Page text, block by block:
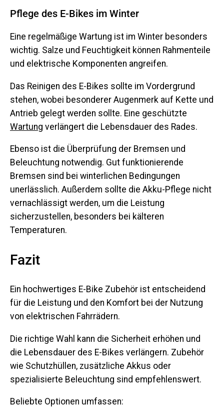
Pflege des E-Bikes im Winter
Eine regelmäßige Wartung ist im Winter besonders
wichtig. Salze und Feuchtigkeit können Rahmenteile
und elektrische Komponenten angreifen.
Das Reinigen des E-Bikes sollte im Vordergrund
stehen, wobei besonderer Augenmerk auf Kette und
Antrieb gelegt werden sollte. Eine geschützte
Wartung verlängert die Lebensdauer des Rades.
Ebenso ist die Überprüfung der Bremsen und
Beleuchtung notwendig. Gut funktionierende
Bremsen sind bei winterlichen Bedingungen
unerlässlich. Außerdem sollte die Akku-Pflege nicht
vernachlässigt werden, um die Leistung
sicherzustellen, besonders bei kälteren
Temperaturen.
Fazit
Ein hochwertiges E-Bike Zubehör ist entscheidend
für die Leistung und den Komfort bei der Nutzung
von elektrischen Fahrrädern.
Die richtige Wahl kann die Sicherheit erhöhen und
die Lebensdauer des E-Bikes verlängern. Zubehör
wie Schutzhüllen, zusätzliche Akkus oder
spezialisierte Beleuchtung sind empfehlenswert.
Beliebte Optionen umfassen: